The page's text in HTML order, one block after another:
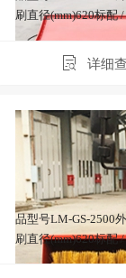
刷直径(mm)620标配
详细
品型号LM-GS-2500
刷直径(mm)620标配